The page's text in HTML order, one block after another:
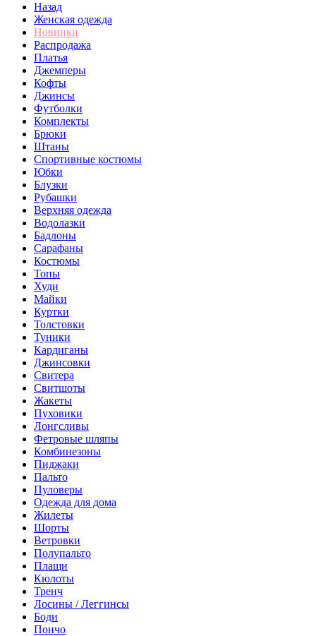
Назад
Женская одежда
Новинки
Распродажа
Платья
Джемперы
Кофты
Джинсы
Футболки
Комплекты
Брюки
Штаны
Спортивные костюмы
Юбки
Блузки
Рубашки
Верхняя одежда
Водолазки
Бадлоны
Сарафаны
Костюмы
Топы
Худи
Майки
Куртки
Толстовки
Туники
Кардиганы
Джинсовки
Свитера
Свитшоты
Жакеты
Пуховики
Лонгсливы
Фетровые шляпы
Комбинезоны
Пиджаки
Пальто
Пуловеры
Одежда для дома
Жилеты
Шорты
Ветровки
Полупальто
Плащи
Кюлоты
Тренч
Лосины / Леггинсы
Боди
Пончо